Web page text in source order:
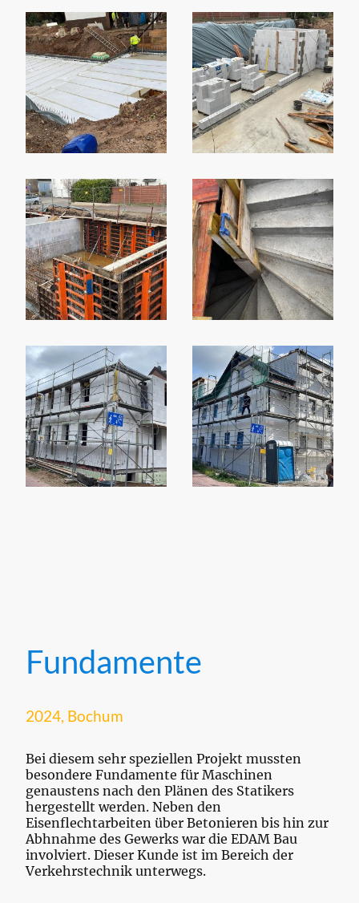
Fundamente
2024, Bochum
Bei diesem sehr speziellen Projekt mussten
besondere Fundamente für Maschinen
genaustens nach den Plänen des Statikers
hergestellt werden. Neben den
Eisenflechtarbeiten über Betonieren bis hin zur
Abhnahme des Gewerks war die EDAM Bau
involviert. Dieser Kunde ist im Bereich der
Verkehrstechnik unterwegs.